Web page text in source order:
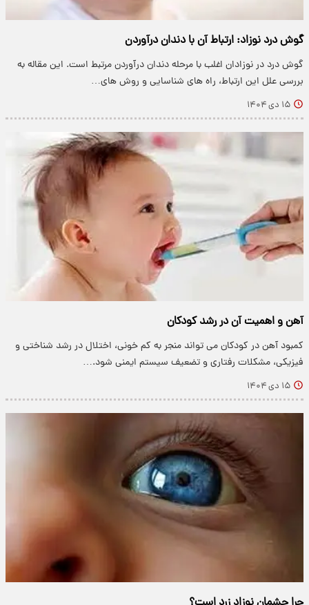
گوش درد نوزاد: ارتباط آن با دندان درآوردن
گوش درد در نوزادان اغلب با مرحله دندان درآوردن مرتبط است. این مقاله به
بررسی علل این ارتباط، راه های شناسایی و روش های…
۱۵ دی ۱۴۰۴
آهن و اهمیت آن در رشد کودکان
کمبود آهن در کودکان می تواند منجر به کم خونی، اختلال در رشد شناختی و
فیزیکی، مشکلات رفتاری و تضعیف سیستم ایمنی شود.…
۱۵ دی ۱۴۰۴